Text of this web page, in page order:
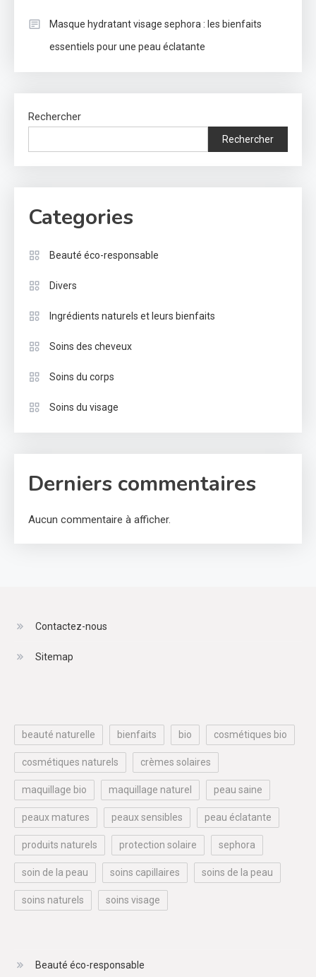
Masque hydratant visage sephora : les bienfaits
essentiels pour une peau éclatante
Rechercher
Rechercher
Categories
Beauté éco-responsable
Divers
Ingrédients naturels et leurs bienfaits
Soins des cheveux
Soins du corps
Soins du visage
Derniers commentaires
Aucun commentaire à afficher.
Contactez-nous
Sitemap
beauté naturelle bienfaits bio cosmétiques bio
cosmétiques naturels crèmes solaires
maquillage bio maquillage naturel peau saine
peaux matures peaux sensibles peau éclatante
produits naturels protection solaire sephora
soin de la peau soins capillaires soins de la peau
soins naturels soins visage
Beauté éco-responsable